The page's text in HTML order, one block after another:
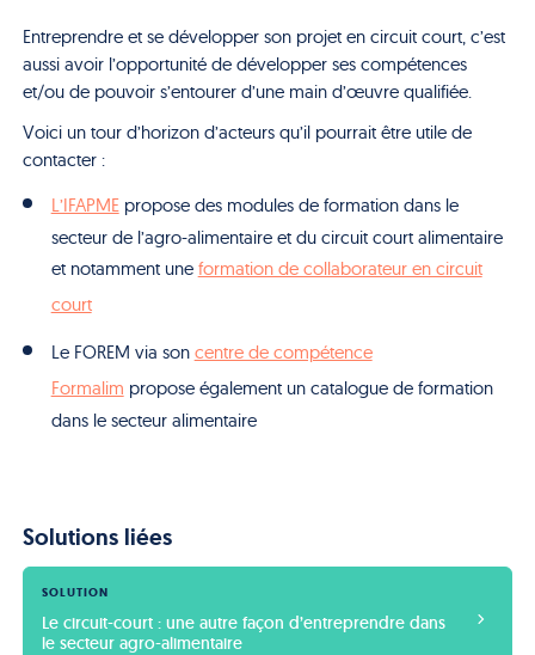
Entreprendre et se développer son projet en circuit court, c’est
aussi avoir l’opportunité de développer ses compétences
et/ou de pouvoir s’entourer d’une main d’œuvre qualifiée.
Voici un tour d’horizon d’acteurs qu’il pourrait être utile de
contacter :
L’IFAPMEpropose des modules de formation dans le
secteur de l’agro-alimentaire et du circuit court alimentaire
et notamment une formation de collaborateur en circuit
court
Le FOREM via son centre de compétence
Formalim propose également un catalogue de formation
dans le secteur alimentaire
Solutions liées
SOLUTION
Le circuit-court : une autre façon d’entreprendre dans
le secteur agro-alimentaire